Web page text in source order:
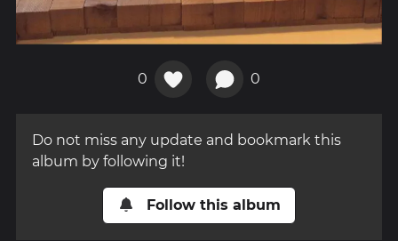
0 0
Do not miss any update and bookmark this
album by following it!
Follow this album